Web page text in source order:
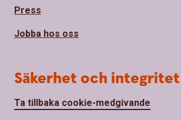
Press
Jobba hos oss
Säkerhet och integritet
Ta tillbaka cookie-medgivande